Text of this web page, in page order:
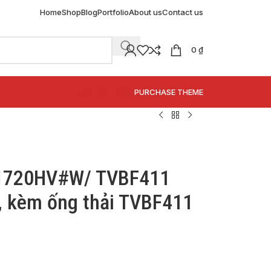
HomeShopBlogPortfolioAbout usContact us
0 ₫
PURCHASE THEME
TVBF411
ống thải TVBF411